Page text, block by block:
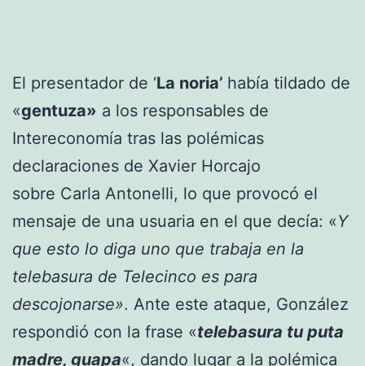
El presentador de ‘La noria’ había tildado de
«gentuza» a los responsables de
Intereconomía tras las polémicas
declaraciones de Xavier Horcajo
sobre Carla Antonelli, lo que provocó el
mensaje de una usuaria en el que decía: «Y
que esto lo diga uno que trabaja en la
telebasura de Telecinco es para
descojonarse». Ante este ataque, González
respondió con la frase «telebasura tu puta
madre, guapa«, dando lugar a la polémica